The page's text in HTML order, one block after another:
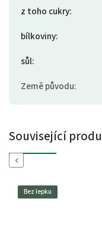
z toho cukry:
bílkoviny:
sůl:
Země původu:
Související
Previous
Bez lepku